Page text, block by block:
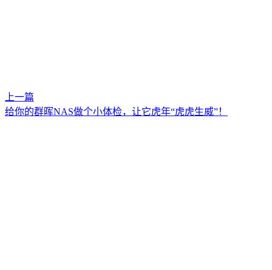
上一篇
给你的群晖NAS做个小体检，让它虎年“虎虎生威”！